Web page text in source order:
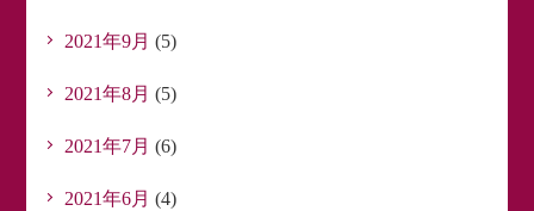
2021年9月 (5)
2021年8月 (5)
2021年7月 (6)
2021年6月 (4)